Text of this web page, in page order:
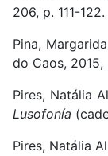
206, p. 111-
Pina,
do Caos, 2015,
Pires, Natália
Lusofonía
Pires, Natália